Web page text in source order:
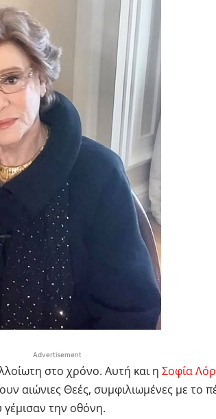
Advertisement
στο χρόνο. Αυτή και η Σοφία
αιώνιες Θεές, συμφιλιωμένες με το
γέμισαν την οθόνη.